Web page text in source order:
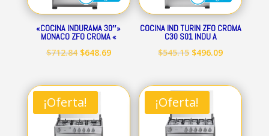
«COCINA INDURAMA 30″»
MONACO ZFO CROMA «
$712.84 El
original
era:
$712.84.
$648.69El
actual
COCINA IND TURIN ZFO CROMA
C30 S01 INDU A
$545.15 El
original
era:
$545.15.
$496.09El
actual
¡Oferta! ¡Oferta!